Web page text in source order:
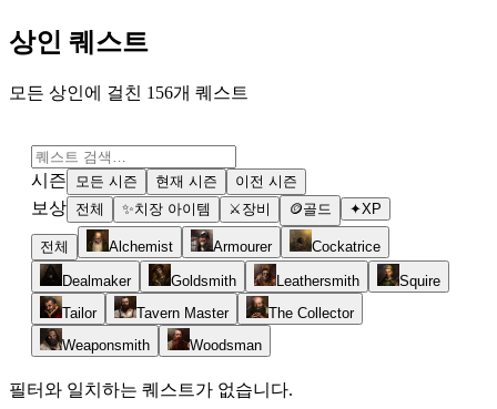
상인 퀘스트
모든 상인에 걸친 156개 퀘스트
시즌 모든 시즌 현재 시즌 이전 시즌
보상 전체 ✨치장 아이템 ⚔ 장비 🪙골드 ✦XP
전체 Alchemist Armourer Cockatrice
Dealmaker Goldsmith Leathersmith
Squire
Tailor
Tavern Master
The Collector
Weaponsmith
Woodsman
필터와 일치하는 퀘스트가 없습니다.